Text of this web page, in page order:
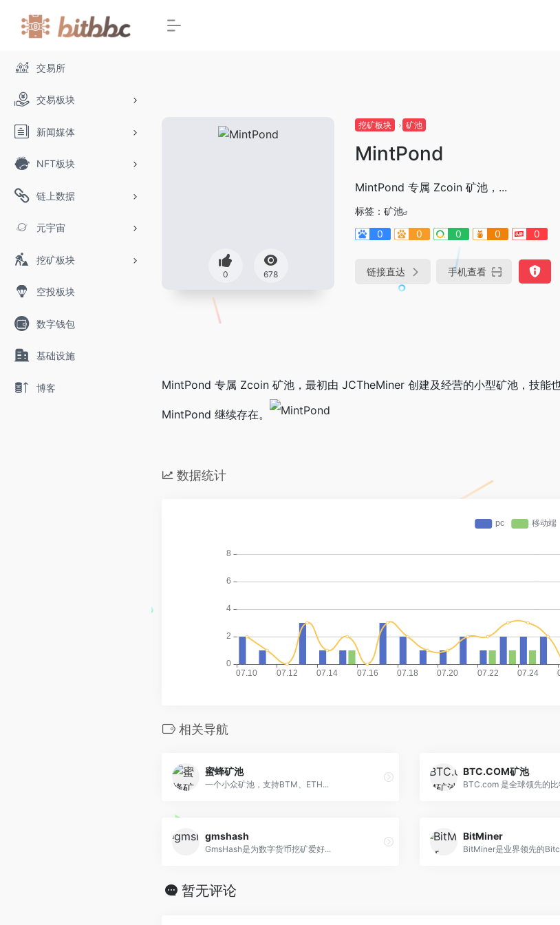
交易所
交易板块
新闻媒体
NFT板块
链上数据
元宇宙
挖矿板块
空投板块
数字钱包
基础设施
博客
0 678
挖矿板块 矿池
MintPond
MintPond 专属 Zcoin 矿池，...
标签： 矿池
0
0 0 0 0
链接直达 手机查看
MintPond 专属 Zcoin 矿池，最初由 JCTheMiner 创建及经营的小型矿池，技能
MintPond 继续存在。
数据统计
相关导航
蜜蜂矿池
一个小众矿池，支持BTM、ETH...
BTC.COM矿池
BTC.com 是全球领先的比
gmshash
GmsHash是为数字货币挖矿爱好...
BitMiner
BitMiner是业界领先的
暂无评论